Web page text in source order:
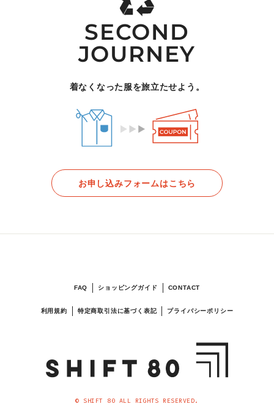
SECOND
JOURNEY
着なくなった服を旅立たせよう。
お申し込みフォームはこちら
FAQ ショッピングガイド CONTACT
利用規約 特定商取引法に基づく表記 プライバシーポリシー
© SHIFT 80 ALL RIGHTS RESERVED.